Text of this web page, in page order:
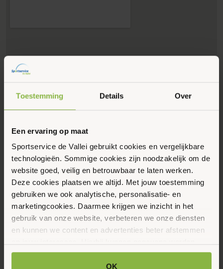
Toestemming Details Over
Een ervaring op maat
Sportservice de Vallei gebruikt cookies en vergelijkbare
technologieën. Sommige cookies zijn noodzakelijk om de
website goed, veilig en betrouwbaar te laten werken.
Deze cookies plaatsen we altijd. Met jouw toestemming
gebruiken we ook analytische, personalisatie- en
marketingcookies. Daarmee krijgen we inzicht in het
gebruik van onze website, verbeteren we onze diensten
en kunnen we content en advertenties beter afstemmen
gedeeld met externe partners.
OK
Eerstvolgende data Toon alle data
Donderdag
20
Augustus 2026
09:00 - 10:00
Dorpsstraat 28, Lunteren